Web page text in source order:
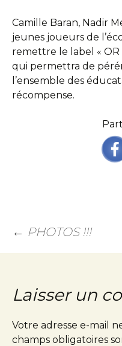
Camille Baran, Nadir
jeunes joueurs de
remettre le label « OR
qui permettra de
l’ensemble des
récompense.
← PHOTOS !!!
Laisser un
Votre adresse e-mail
champs obligatoires